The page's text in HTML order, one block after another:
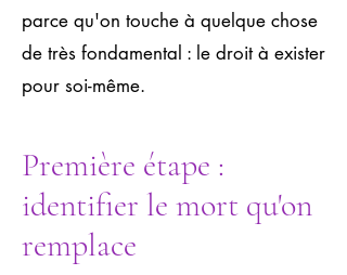
parce qu'on touche à quelque chose
de très fondamental : le droit à exister
pour soi-même.
Première étape :
identifier le mort qu'on
remplace